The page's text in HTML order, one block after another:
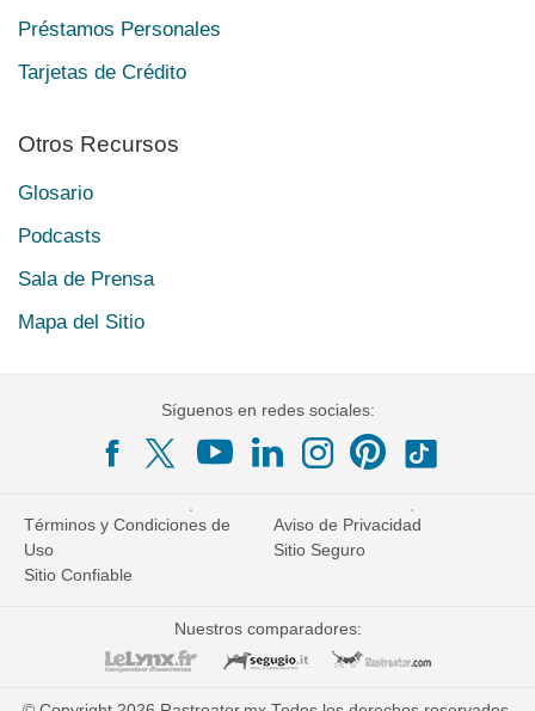
Préstamos Personales
Tarjetas de Crédito
Otros Recursos
Glosario
Podcasts
Sala de Prensa
Mapa del Sitio
Síguenos en redes sociales:
Términos y Condiciones de
Uso
Aviso de Privacidad
Sitio Seguro
Sitio Confiable
Nuestros comparadores: